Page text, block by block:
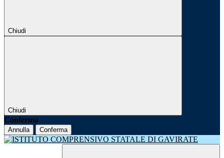
Chiudi
Chiudi
Conferma
Annulla Conferma